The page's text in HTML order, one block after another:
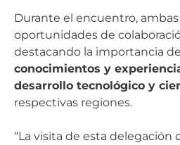
Durante el encuentro,
oportunidades de
destacando la importancia de
conocimientos y
desarrollo tecnológico y
respectivas regiones.
“La visita de esta delegación